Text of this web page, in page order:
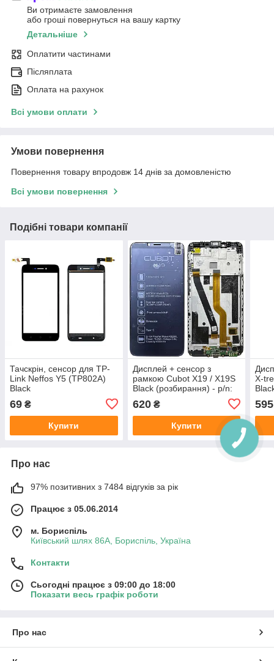
Ви отримаєте замовлення
або гроші повернуться на вашу картку
Детальніше
Оплатити частинами
Післяплата
Оплата на рахунок
Всі умови оплати
Умови повернення
Повернення товару впродовж 14 днів за домовленістю
Всі умови повернення
Подібні товари компанії
Тачскрін, сенсор для TP-
Link Neffos Y5 (TP802A)
Black
69 ₴
Купити
Дисплей + сенсор з
рамкою Cubot X19 / X19S
Black (розбирання) - p/n:
620₴
Купити
X-
595
Про нас
97% позитивних з 7484 відгуків за рік
Працює з 05.06.2014
м. Бориспіль
Київський шлях 86А, Бориспіль, Україна
Контакти
Сьогодні працює з 09:00 до 18:00
Показати весь графік роботи
Про нас